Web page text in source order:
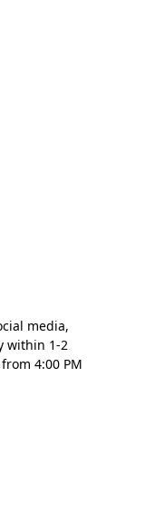
media,
within 1-2
4:00 PM